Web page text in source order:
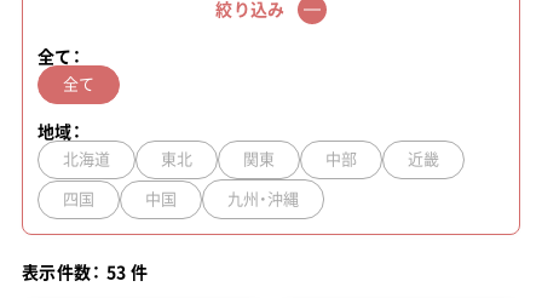
絞り込み
全て：
全て
地域：
北海道 東北 関東 中部 近畿
四国 中国 九州・沖縄
表示件数： 53 件